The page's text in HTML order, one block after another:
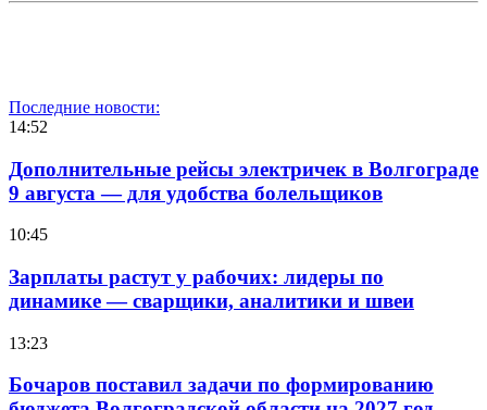
Последние новости:
14:52
Дополнительные рейсы электричек в Волгограде
9 августа — для удобства болельщиков
10:45
Зарплаты растут у рабочих: лидеры по
динамике — сварщики, аналитики и швеи
13:23
Бочаров поставил задачи по формированию